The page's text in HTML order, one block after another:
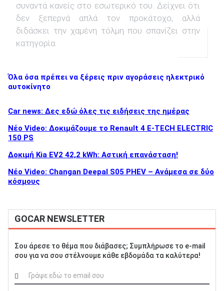
συναντά κανείς στο εσωτερικό του. Δείχνει ότι
δεν ξεπερνά απλά τον προκάτοχο, αλλά
διδάσκει την χαμένη τόλμη που σπανίζει στην
κατηγορία.
Όλα όσα πρέπει να ξέρεις πριν αγοράσεις ηλεκτρικό
αυτοκίνητο
Car news: Δες εδώ όλες τις ειδήσεις της ημέρας
Νέο Video: Δοκιμάζουμε το Renault 4 E-TECH ELECTRIC
150 PS
Δοκιμή Kia EV2 42,2 kWh: Αστική επανάσταση!
Νέο Video: Changan Deepal S05 PHEV – Ανάμεσα σε δύο
κόσμους
GOCAR NEWSLETTER
Σου άρεσε το θέμα που διάβασες; Συμπλήρωσε το e-mail
σου για να σου στέλνουμε κάθε εβδομάδα τα καλύτερα!